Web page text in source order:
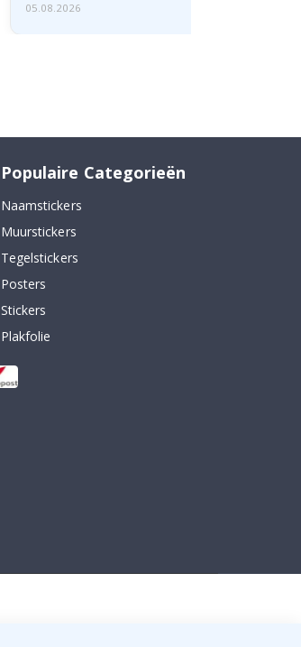
05.08.2026
Populaire Categorieën
Naamstickers
Muurstickers
Tegelstickers
Posters
Stickers
Plakfolie